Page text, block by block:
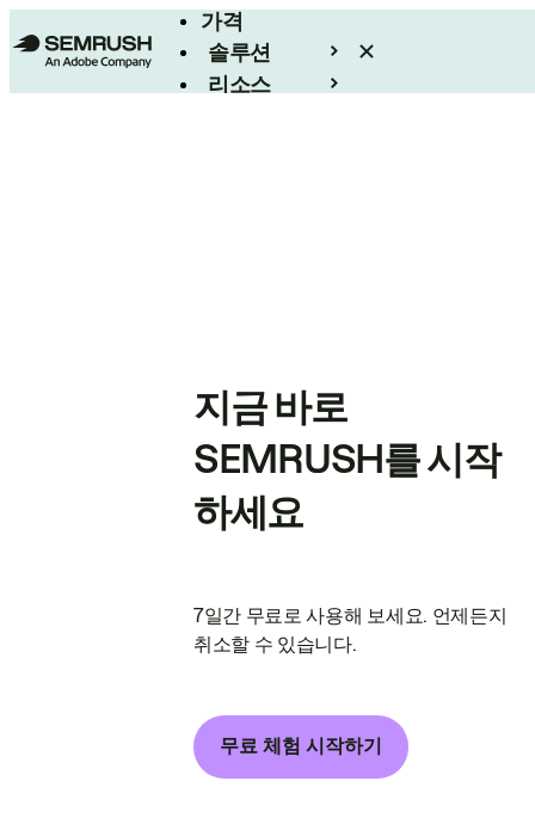
가격
솔루션
리소스
지금 바로
SEMRUSH를 시작
하세요
7일간 무료로 사용해 보세요. 언제든지
취소할 수 있습니다.
무료 체험 시작하기